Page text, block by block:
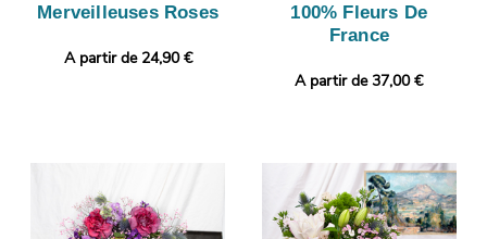
Merveilleuses Roses
A partir de 24,90 €
100% Fleurs De
France
A partir de 37,00 €